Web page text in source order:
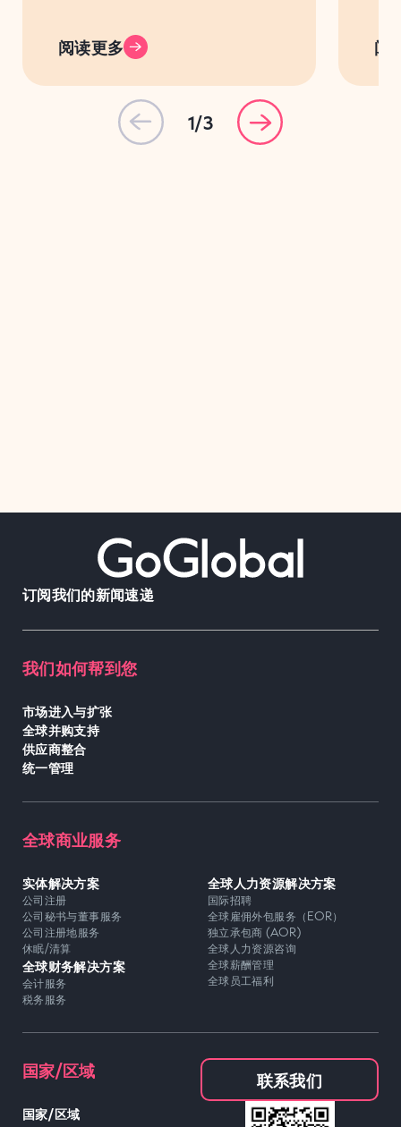
阅读更多 阅
1/3
订阅我们的新闻速递
我们如何帮到您
市场进入与扩张
全球并购支持
供应商整合
统一管理
全球商业服务
实体解决方案
公司注册
公司秘书与董事服务
公司注册地服务
休眠/清算
全球财务解决方案
会计服务
税务服务
全球人力资源解决方案
国际招聘
全球雇佣外包服务（EOR）
独立承包商 (AOR)
全球人力资源咨询
全球薪酬管理
全球员工福利
国家/区域
国家/区域
联系我们